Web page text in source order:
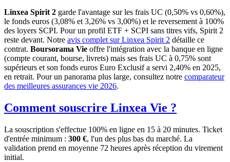
Linxea Spirit 2 garde l'avantage sur les frais UC (0,50% vs 0,60%),
le fonds euros (3,08% et 3,26% vs 3,00%) et le reversement à 100%
des loyers SCPI. Pour un profil ETF + SCPI sans titres vifs, Spirit 2
reste devant. Notre avis complet sur Linxea Spirit 2 détaille ce
contrat. Boursorama Vie offre l'intégration avec la banque en ligne
(compte courant, bourse, livrets) mais ses frais UC à 0,75% sont
supérieurs et son fonds euros Euro Exclusif a servi 2,40% en 2025,
en retrait. Pour un panorama plus large, consultez notre comparateur
des meilleures assurances vie 2026.
Comment souscrire Linxea Vie ?
La souscription s'effectue 100% en ligne en 15 à 20 minutes. Ticket
d'entrée minimum : 300 €, l'un des plus bas du marché. La
validation prend en moyenne 72 heures après réception du virement
initial.